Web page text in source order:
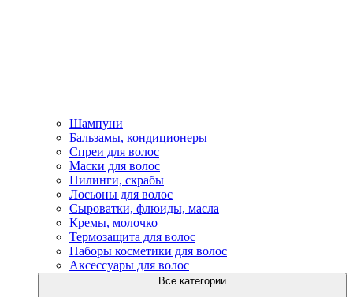
Шампуни
Бальзамы, кондиционеры
Спреи для волос
Маски для волос
Пилинги, скрабы
Лосьоны для волос
Сыроватки, флюиды, масла
Кремы, молочко
Термозащита для волос
Наборы косметики для волос
Аксессуары для волос
Все категории